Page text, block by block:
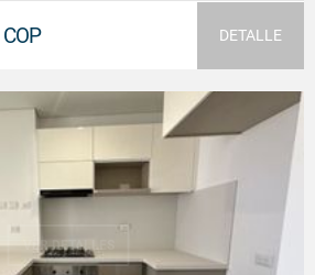
COP DETALLE
VER DETALLES